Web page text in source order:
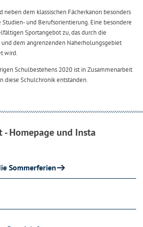
neben dem klassischen Fächerkanon besonders
und Berufsorientierung. Eine besondere
Sportangebot zu, das durch die
dem angrenzenden Naherholungsgebiet
wird.
Schulbestehens 2020 ist in Zusammenarbeit
diese Schulchronik entstanden.
- Homepage und Insta
Sommerferien